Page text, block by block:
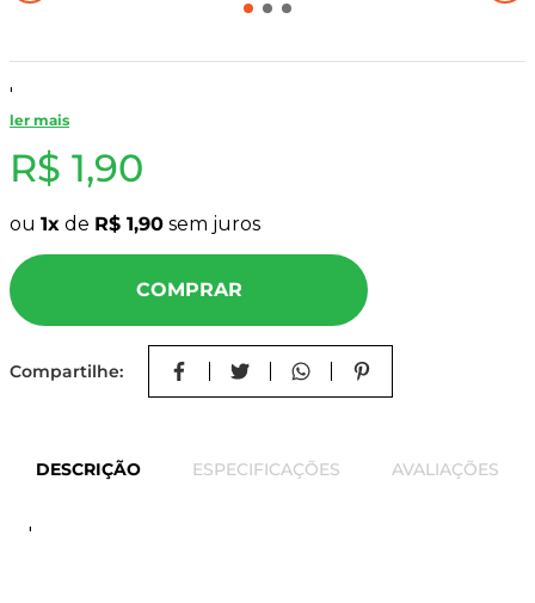
'
ler mais
R$ 1,90
ou 1 de R$ 1,90 sem juros
COMPRAR
Compartilhe:
DESCRIÇÃO ESPECIFICAÇÕES AVALIAÇÕES
'
10º